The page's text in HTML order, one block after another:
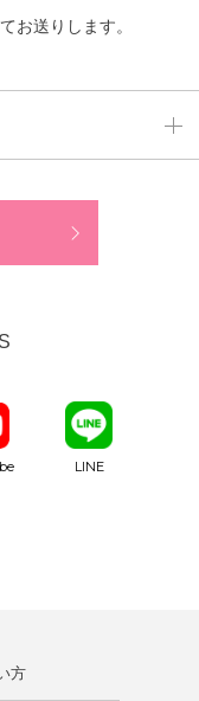
お送りします。
LINE
方